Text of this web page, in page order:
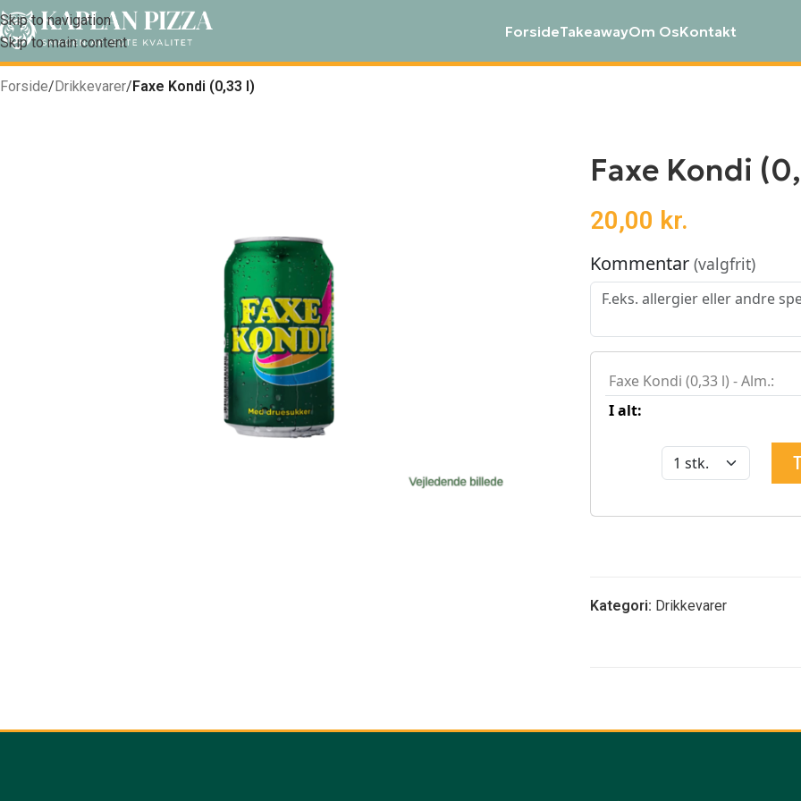
Skip to navigation
Skip to main content
ForsideTakeawayOm OsKontakt
Forside/Drikkevarer/Faxe Kondi (0,33 l)
Faxe Kondi
20,00 kr.
Kategori: Drikkevarer